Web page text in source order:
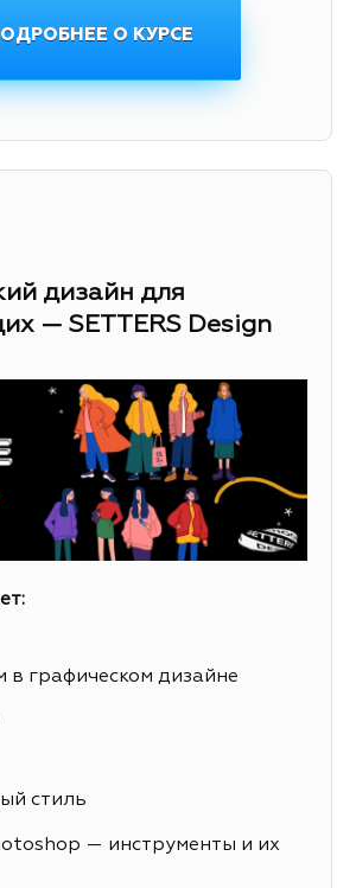
О КУРСЕ
дизайн для
— SETTERS Design
в графическом дизайне
стиль
— инструменты и их